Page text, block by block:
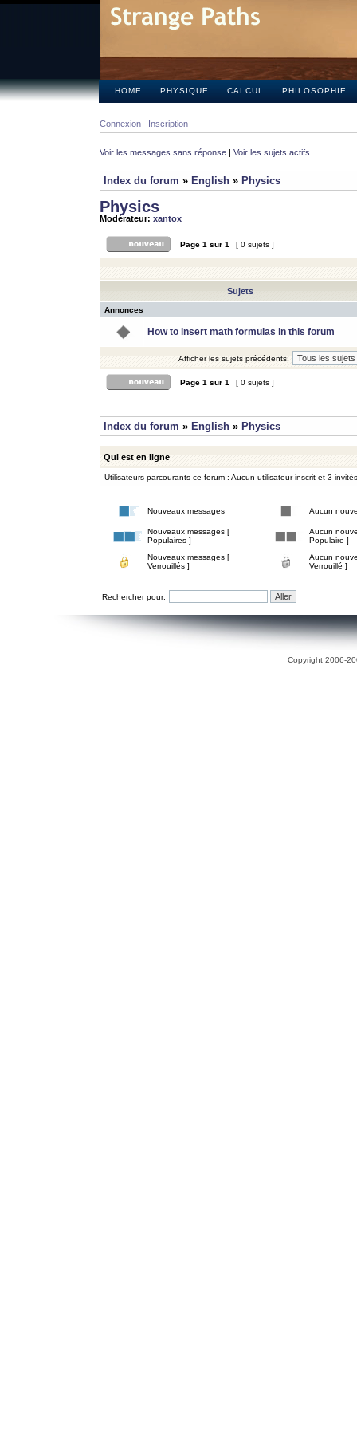
HOME PHYSIQUE CALCUL PHILOSOPHIE
Connexion Inscription
Voir les messages sans réponse | Voir les sujets actifs
Index du forum » English » Physics
Physics
Modérateur: xantox
Page 1 sur 1 [ 0 sujets ]
Sujets
Annonces
How to insert math formulas in this forum
Afficher les sujets précédents:
Page 1 sur 1 [ 0 sujets ]
Index du forum » English » Physics
Qui est en ligne
Utilisateurs parcourants ce forum : Aucun utilisateur inscrit et 3 invités
Nouveaux messages Aucun
Nouveaux messages [
Populaires ]
Aucun
Populaire ]
Nouveaux messages [
Verrouillés ]
Aucun
Verrouillé ]
Rechercher pour:
Copyright 2006-